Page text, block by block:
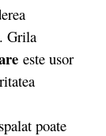
Grila
este usor
poate